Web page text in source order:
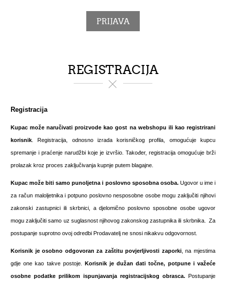
REGISTRACIJA
Registracija
Kupac može naručivati proizvode kao gost na webshopu ili kao registrirani
korisnik . Registracija, odnosno izrada korisničkog profila, omogućuje kupcu
spremanje i praćenje narudžbi koje je izvršio. Također, registracija omogućuje brži
prolazak kroz proces zaključivanja kupnje putem blagajne.
Kupac može biti samo punoljetna i poslovno sposobna osoba.Ugovor u ime i
za račun maloljetnika i potpuno poslovno nesposobne osobe mogu zaključiti njihovi
zakonski zastupnici ili skrbnici, a djelomično poslovno sposobne osobe ugovor
mogu zaključiti samo uz suglasnost njihovog zakonskog zastupnika ili skrbnika. Za
postupanje suprotno ovoj odredbi Prodavatelj ne snosi nikakvu odgovornost.
Korisnik je osobno odgovoran za zaštitu povjerljivosti zaporki, na mjestima
gdje one kao takve postoje. Korisnik je dužan dati točne, potpune i važeće
osobne podatke prilikom ispunjavanja registracijskog obrasca.Postupanje